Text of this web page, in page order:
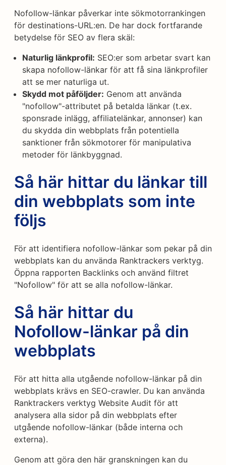
Nofollow-länkar påverkar inte sökmotorrankingen
för destinations-URL:en. De har dock fortfarande
betydelse för SEO av flera skäl:
Naturlig länkprofil: SEO:er som arbetar svart kan
skapa nofollow-länkar för att få sina länkprofiler
att se mer naturliga ut.
Skydd mot påföljder: Genom att använda
"nofollow"-attributet på betalda länkar (t.ex.
sponsrade inlägg, affiliatelänkar, annonser) kan
du skydda din webbplats från potentiella
sanktioner från sökmotorer för manipulativa
metoder för länkbyggnad.
Så här hittar du länkar till
din webbplats som inte
följs
För att identifiera nofollow-länkar som pekar på din
webbplats kan du använda Ranktrackers verktyg.
Öppna rapporten Backlinks och använd filtret
"Nofollow" för att se alla nofollow-länkar.
Så här hittar du
Nofollow-länkar på din
webbplats
För att hitta alla utgående nofollow-länkar på din
webbplats krävs en SEO-crawler. Du kan använda
Ranktrackers verktyg Website Audit för att
analysera alla sidor på din webbplats efter
utgående nofollow-länkar (både interna och
externa).
Genom att göra den här granskningen kan du